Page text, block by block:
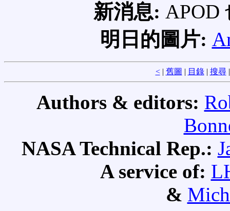
新消息: APOD
明日的圖片:
<| 舊圖 | 目錄| 搜尋
Authors & editors:
NASA Technical Rep.:
A service of:
&